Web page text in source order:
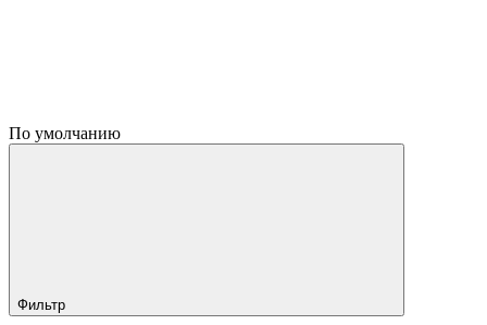
По умолчанию
Фильтр